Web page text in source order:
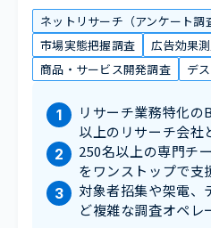
ネットリサーチ（アンケート調
市場実態把握調査
広告効果
商品・サービス開発調査
デ
リサーチ業務特化
以上のリサーチ会社
250名以上の専門チ
をワンストップで支
対象者招集や架電、
ど複雑な調査オペレ